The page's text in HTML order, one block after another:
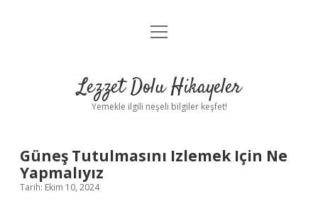
Anasayfa
Yasal Uyarı
menüyü
Lezzet Dolu Hikayeler
Yemekle ilgili neşeli bilgiler keşfet!
Güneş Tutulmasını Izlemek Için Ne
Yapmalıyız
Tarih: Ekim 10, 2024